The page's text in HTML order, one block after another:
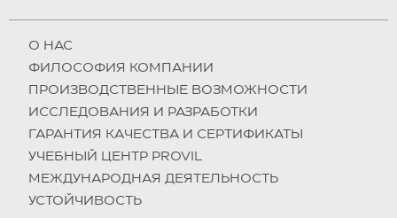
О НAC
ФИЛОСОФИЯ КОМПАНИИ
ПРОИЗВОДСТВЕННЫЕ ВОЗМОЖНОСТИ
ИССЛЕДОВАНИЯ И РАЗРАБОТКИ
ГАРАНТИЯ КАЧЕСТВА И СЕРТИФИКАТЫ
УЧЕБНЫЙ ЦЕНТР PROVIL
МЕЖДУНАРОДНАЯ ДЕЯТЕЛЬНОСТЬ
УСТОЙЧИВОСТЬ